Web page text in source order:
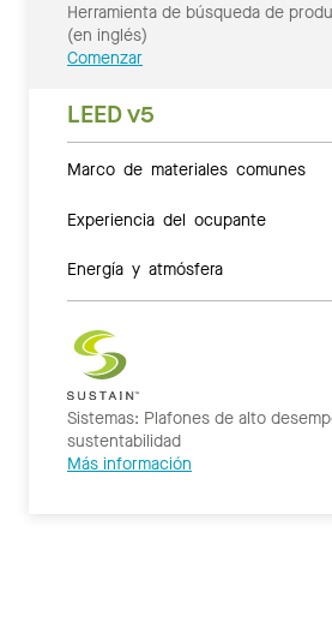
Herramienta de búsqueda de
(en inglés)
Comenzar
LEED v5
Marco de materiales comunes
Experiencia del ocupante
Energía y atmósfera
Sistemas: Plafones de alto
sustentabilidad
Más información